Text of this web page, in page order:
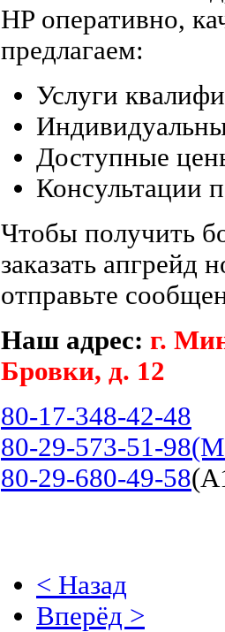
HP оперативно,
предлагаем:
Услуги
Доступные
Консультации
Чтобы получить
заказать апгрейд
отправьте
Наш адрес: г.
Бровки, д. 12
80-17-348-42-48
80-29-573-51-
80-29-680-49-58
< Назад
Вперёд >